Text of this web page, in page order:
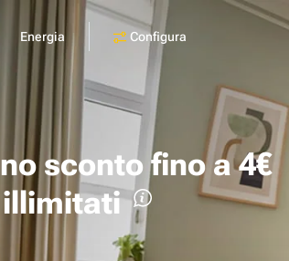
Energia Configura
sconto fino a 4€
illimitati